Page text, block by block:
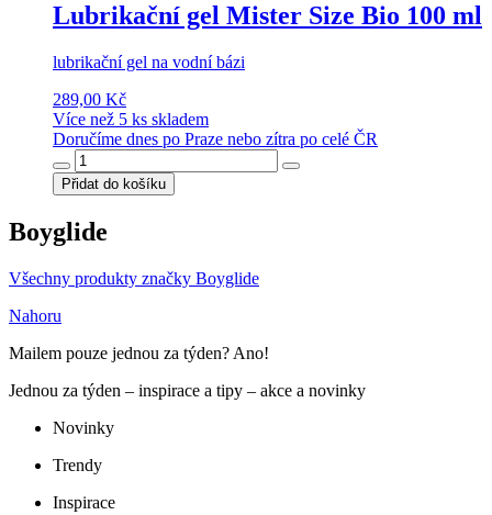
Lubrikační gel Mister Size Bio 100 ml
lubrikační gel na vodní bázi
289,00 Kč
Více než 5 ks skladem
Doručíme dnes po Praze nebo zítra po celé ČR
Přidat do košíku
Boyglide
Všechny produkty značky Boyglide
Nahoru
Mailem pouze jednou za týden? Ano!
Jednou za týden – inspirace a tipy – akce a novinky
Novinky
Trendy
Inspirace